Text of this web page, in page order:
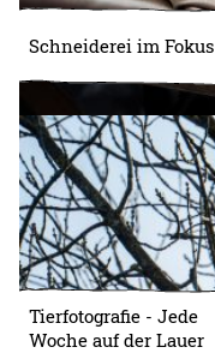
Schneiderei im Fokus
Tierfotografie - Jede
Woche auf der Lauer